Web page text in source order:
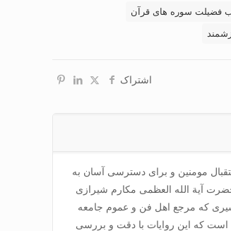
فضیلت سوره های قرآن
اشتراک
مومنین و برای دسترسی آسان به
آیة الله العظمی مکارم شیرازی
که مرجع اهل فن و عموم جامعه
که این روایات با دقت و بررسی